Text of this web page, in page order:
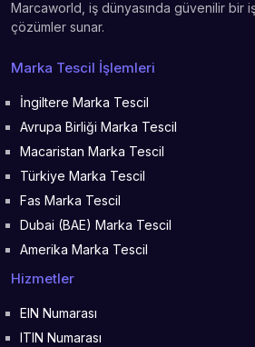
Marcaworld, iş dünyasında güvenilir bir
çözümler sunar.
Marka Tescil İşlemleri
İngiltere Marka Tescil
Avrupa Birliği Marka Tescil
Macaristan Marka Tescil
Türkiye Marka Tescil
Fas Marka Tescil
Dubai (BAE) Marka Tescil
Amerika Marka Tescil
Hizmetler
EIN Numarası
ITIN Numarası